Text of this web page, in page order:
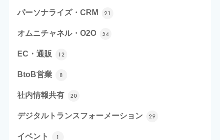
パーソナライズ・CRM 21
オムニチャネル・O2O 54
EC・通販 12
BtoB営業 8
社内情報共有 20
デジタルトランスフォーメーション 29
イベント 1